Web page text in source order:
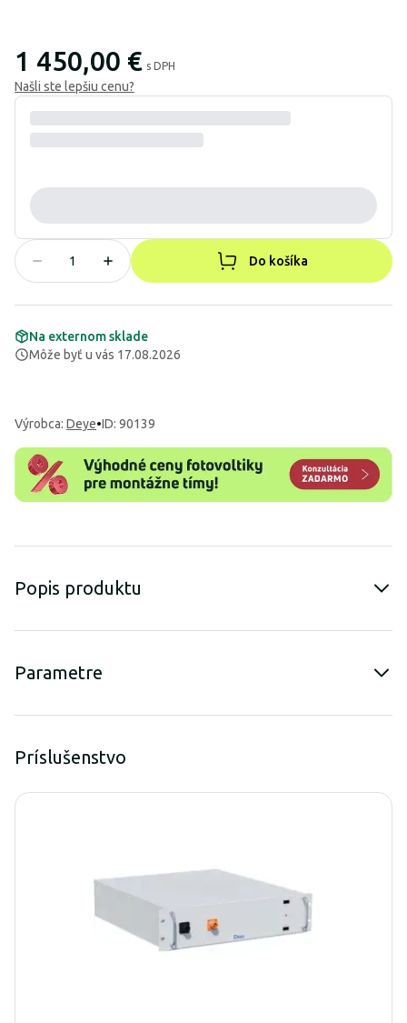
1 450,00 € s DPH
Našli ste lepšiu cenu?
Do košíka
Na externom sklade
Môže byť u vás 17.08.2026
Výrobca: Deye•ID: 90139
Popis produktu
Parametre
Príslušenstvo